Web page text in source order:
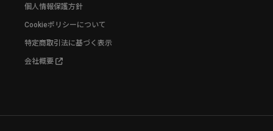
個人情報保護方針
Cookieポリシーについて
特定商取引法に基づく表示
会社概要